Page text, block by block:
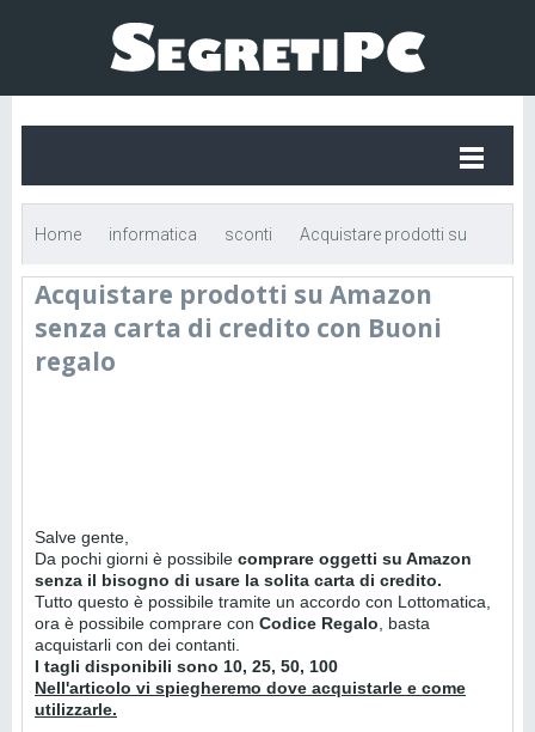
Home informatica sconti Acquistare prodotti su
Amazon senza carta di credito con Buoni regalo
Acquistare prodotti su Amazon
senza carta di credito con Buoni
regalo
Salve gente,
Da pochi giorni è possibile comprare oggetti su Amazon
senza il bisogno di usare la solita carta di credito.
Tutto questo è possibile tramite un accordo con Lottomatica,
ora è possibile comprare con Codice Regalo , basta
acquistarli con dei contanti.
I tagli disponibili sono 10, 25, 50, 100
Nell'articolo vi spiegheremo dove acquistarle e come
utilizzarle.